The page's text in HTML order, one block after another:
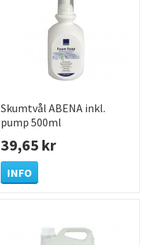
Skumtvål ABENA inkl.
pump 500ml
39,65 kr
INFO